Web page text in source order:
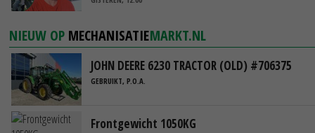
NIEUW OP MECHANISATIEMARKT.NL
JOHN DEERE 6230 TRACTOR (OLD) #706375
GEBRUIKT, P.O.A.
Frontgewicht 1050KG